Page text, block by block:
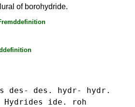
of borohydride.
des- des.
hydr- hydr.
Hydrides ide. roh